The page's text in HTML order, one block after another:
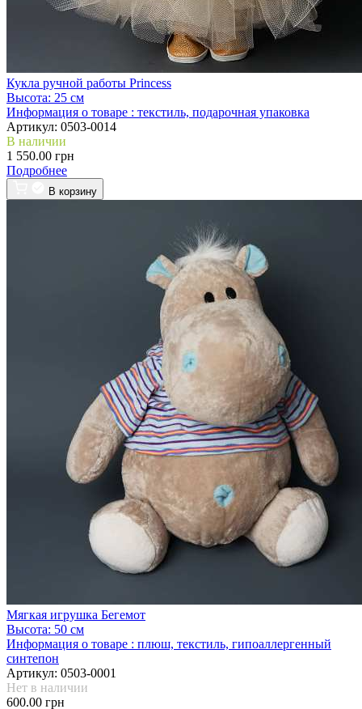
Кукла ручной работы Princess
Высота: 25 см
Информация о товаре : текстиль, подарочная упаковка
Артикул: 0503-0014
В наличии
1 550.00 грн
Подробнее
В корзину
Мягкая игрушка Бегемот
Высота: 50 см
Информация о товаре : плюш, текстиль, гипоаллергенный
синтепон
Артикул: 0503-0001
Нет в наличии
600.00 грн